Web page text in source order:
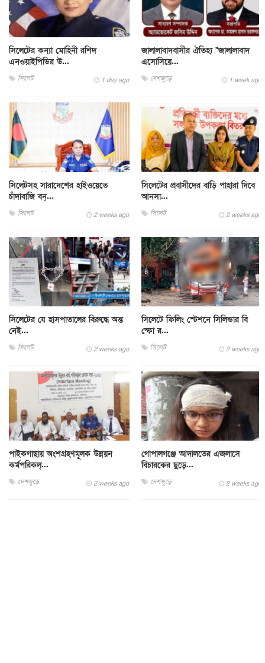
সিলেটের কন্যা মোহিনী রশিদ
এনওয়াইপিডির উ...
সিলেট 1 day ago
জালালাবাদবাসীর ঐতিহ্য "জালালাবাদ
এসোসিয়ে...
দেশজুড়ে 1 week ago
সিলেটসহ সারাদেশের হাইওয়েতে
চাঁদাবাজি বন্...
সিলেট 2 weeks ago
সিলেটের প্রবাসীদের বাড়ি পাহারা দিবে
আনসা...
সিলেট 2 weeks ago
সিলেটের যে হাসপাতালের বিরুদ্ধে অন্ত
নেই...
সিলেট 2 weeks ago
সিলেটে ফিলিং স্টেশনে সিলিন্ডার বি
স্ফো র...
সিলেট 2 weeks ago
পাইকগাছায় অংশগ্রহণমূলক উন্নয়ন
কর্মপরিকল্...
দেশজুড়ে 2 weeks ago
গোপালগঞ্জে আদালতের এজলাসে
বিচারকের ছুড়ে...
দেশজুড়ে 2 weeks ago